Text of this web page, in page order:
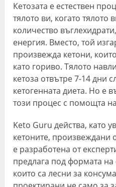
Кетозата е естествен
тялото ви, когато тялото
количество
енергия. Вместо, той
произвежда кетони,
като гориво. Тялото
кетоза отвътре 7-14 дни
кетогенната диета. Но е
този процес с помощта
Keto Guru действа, като
кетоните, произвеждани
е разработена от
предлага под формата
които са лесни за